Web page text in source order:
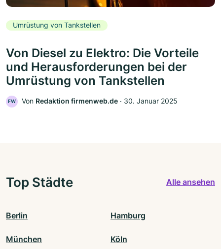
Umrüstung von Tankstellen
Von Diesel zu Elektro: Die Vorteile
und Herausforderungen bei der
Umrüstung von Tankstellen
FW Von Redaktion firmenweb.de ‧ 30. Januar 2025
Top Städte Alle ansehen
Berlin Hamburg
München Köln